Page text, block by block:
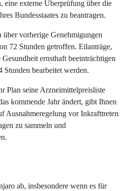
eine externe Überprüfung über die
Bundesstaates zu beantragen.
über vorherige Genehmigungen
72 Stunden getroffen. Eilanträge,
ernsthaft beeinträchtigen
Stunden bearbeitet werden.
Plan seine Arzneimittelpreisliste
kommende Jahr ändert, gibt Ihnen
Ausnahmeregelung vor Inkrafttreten
zu sammeln und
ab, insbesondere wenn es für